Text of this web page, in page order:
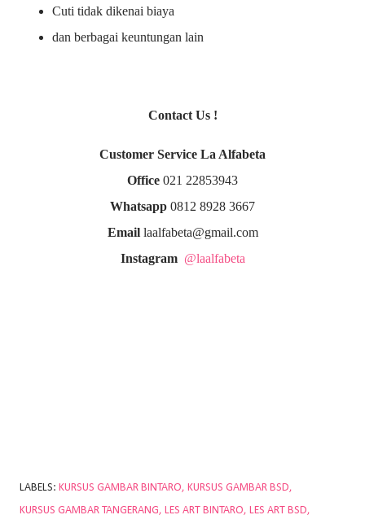
Cuti tidak dikenai biaya
dan berbagai keuntungan lain
Contact Us !
Customer Service La Alfabeta
Office 021 22853943
Whatsapp 0812 8928 3667
Emaillaalfabeta@gmail.com
Instagram @laalfabeta
LABELS: KURSUS GAMBAR BINTARO
KURSUS GAMBAR BSD
KURSUS GAMBAR TANGERANG
LES ART BINTARO LES ART BSD